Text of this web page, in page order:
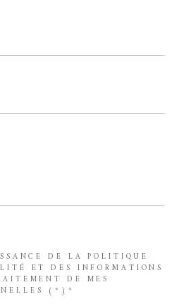
DE LA POLITIQUE
ET DES INFORMATIONS
DE MES
(*)*